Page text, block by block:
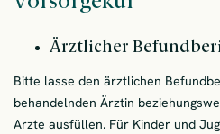
Ärztlicher
Bitte lasse den ärztlichen
behandelnden Ärztin
Arzte ausfüllen. Für Kinder und